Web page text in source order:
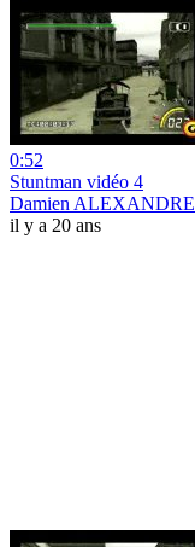
0:52
Stuntman vidéo 4
Damien ALEXANDRE
il y a 20 ans